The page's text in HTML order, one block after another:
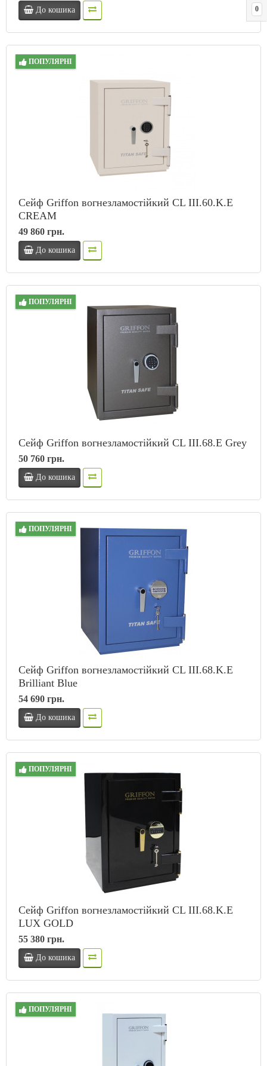
0
До кошика
ПОПУЛЯРНІ
Сейф Griffon вогнезламостійкий CL III.60.K.Е
CREAM
49 860 грн.
До кошика
ПОПУЛЯРНІ
Сейф Griffon вогнезламостійкий CL III.68.E Grey
50 760 грн.
До кошика
ПОПУЛЯРНІ
Сейф Griffon вогнезламостійкий CL III.68.K.Е
Brilliant Blue
54 690 грн.
До кошика
ПОПУЛЯРНІ
Сейф Griffon вогнезламостійкий CL III.68.K.Е
LUX GOLD
55 380 грн.
До кошика
ПОПУЛЯРНІ